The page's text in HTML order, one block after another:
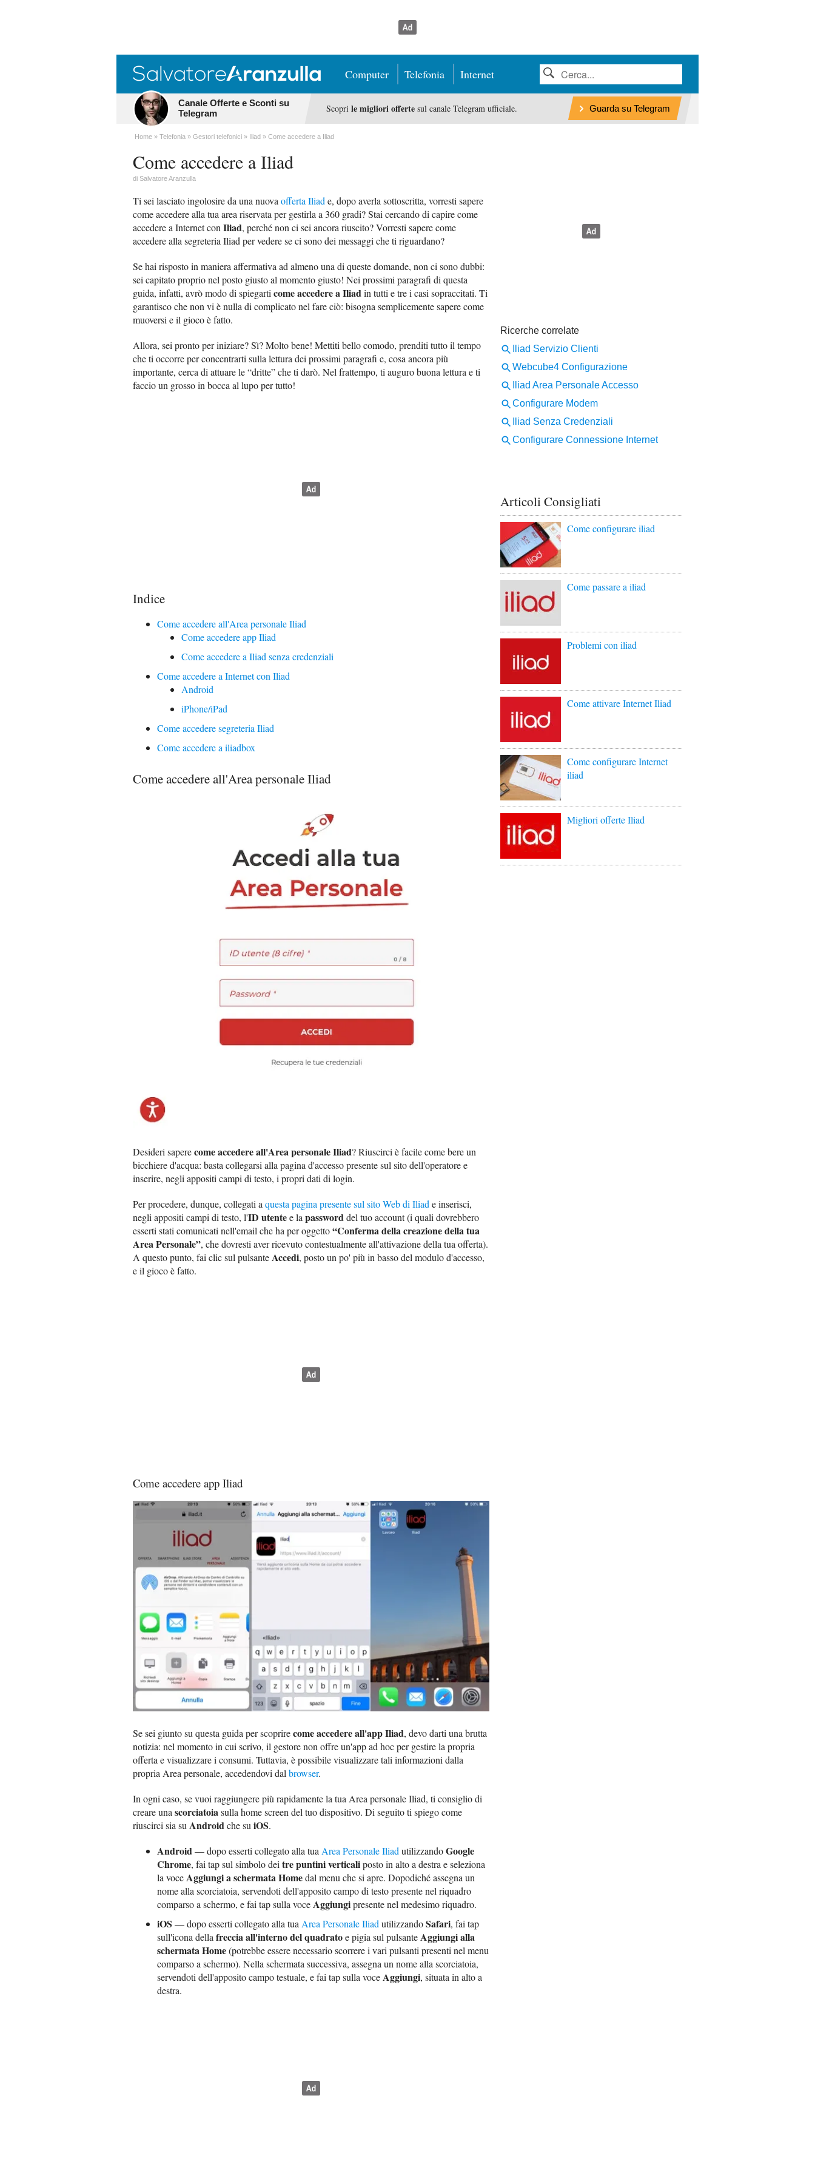
Computer Telefonia Internet
Canale Offerte e Sconti su
Telegram
Scopri le migliori offertesul canale Telegram ufficiale. Guarda su Telegram
Home Telefonia Gestori telefonici Iliad Come accedere a Iliad
Come accedere a Iliad
di Salvatore Aranzulla
Ti sei lasciato ingolosire da una nuova offerta Iliad e, dopo averla sottoscritta, vorresti sapere
come accedere alla tua area riservata per gestirla a 360 gradi? Stai cercando di capire come
accedere a Internet con Iliad, perché non ci sei ancora riuscito? Vorresti sapere come
accedere alla segreteria Iliad per vedere se ci sono dei messaggi che ti riguardano?
Se hai risposto in maniera affermativa ad almeno una di queste domande, non ci sono dubbi:
sei capitato proprio nel posto giusto al momento giusto! Nei prossimi paragrafi di questa
guida, infatti, avrò modo di spiegarti come accedere a Iliadin tutti e tre i casi sopraccitati. Ti
garantisco che non vi è nulla di complicato nel fare ciò: bisogna semplicemente sapere come
muoversi e il gioco è fatto.
Allora, sei pronto per iniziare? Sì? Molto bene! Mettiti bello comodo, prenditi tutto il tempo
che ti occorre per concentrarti sulla lettura dei prossimi paragrafi e, cosa ancora più
importante, cerca di attuare le “dritte” che ti darò. Nel frattempo, ti auguro buona lettura e ti
faccio un grosso in bocca al lupo per tutto!
Indice
Come accedere all'Area personale Iliad
Come accedere app Iliad
Come accedere a Iliad senza credenziali
Come accedere a Internet con Iliad
Android
iPhone/iPad
Come accedere segreteria Iliad
Come accedere a iliadbox
Come accedere all'Area personale Iliad
Desideri saperecome accedere all'Area personale Iliad? Riuscirci è facile come bere un
bicchiere d'acqua: basta collegarsi alla pagina d'accesso presente sul sito dell'operatore e
inserire, negli appositi campi di testo, i propri dati di login.
Per procedere, dunque, collegati a questa pagina presente sul sito Web di Iliad e inserisci,
negli appositi campi di testo, l'ID utentee la password del tuo account (i quali dovrebbero
esserti stati comunicati nell'email che ha per oggetto“Conferma della creazione della tua
Area Personale”, che dovresti aver ricevuto contestualmente all'attivazione della tua offerta).
A questo punto, fai clic sul pulsante Accedi, posto un po' più in basso del modulo d'accesso,
e il gioco è fatto.
Come accedere app Iliad
Se sei giunto su questa guida per scoprirecome accedere all'app Iliad, devo darti una brutta
notizia: nel momento in cui scrivo, il gestore non offre un'app ad hoc per gestire la propria
offerta e visualizzare i consumi. Tuttavia, è possibile visualizzare tali informazioni dalla
propria Area personale, accedendovi dalbrowser.
In ogni caso, se vuoi raggiungere più rapidamente la tua Area personale Iliad, ti consiglio di
creare unascorciatoiasulla home screen del tuo dispositivo. Di seguito ti spiego come
riuscirci sia suAndroidche suiOS.
Android— dopo esserti collegato alla tuaArea Personale IliadutilizzandoGoogle
Chrome, fai tap sul simbolo deitre puntini verticaliposto in alto a destra e seleziona
la voceAggiungi a schermata Homedal menu che si apre. Dopodiché assegna un
nome alla scorciatoia, servendoti dell'apposito campo di testo presente nel riquadro
comparso a schermo, e fai tap sulla voceAggiungipresente nel medesimo riquadro.
iOS — dopo esserti collegato alla tuaArea Personale IliadutilizzandoSafari, fai tap
sull'icona dellafreccia all'interno del quadratoe pigia sul pulsanteAggiungi alla
schermata Home(potrebbe essere necessario scorrere i vari pulsanti presenti nel menu
comparso a schermo). Nella schermata successiva, assegna un nome alla scorciatoia,
servendoti dell'apposito campo testuale, e fai tap sulla voceAggiungi, situata in alto a
destra.
Articoli Consigliati
Come configurare iliad
Come passare a iliad
Problemi con iliad
Come attivare Internet Iliad
Come configurare Internet
iliad
Migliori offerte Iliad